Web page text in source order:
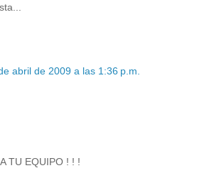
abril de 2009 a las 1:36 p.m.
TU EQUIPO ! ! !